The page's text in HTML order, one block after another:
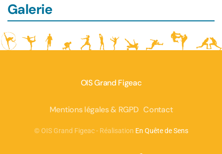
Galerie
OIS Grand Figeac
Mentions légales & RGPD Contact
© OIS Grand Figeac - Réalisation En Quête de Sens